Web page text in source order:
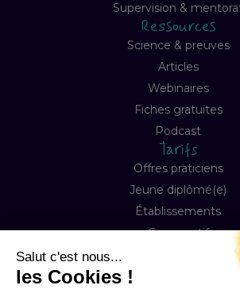
Supervision &
Ressources
Science & preuves
Articles
Webinaires
Fiches gratuites
Podcast
Tarifs
Offres praticiens
Jeune diplômé(e)
Établissements
Comparatif